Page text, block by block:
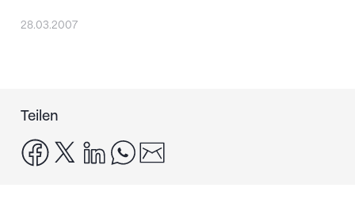
28.03.2007
Teilen
facebook
x linkedinwhatsapp